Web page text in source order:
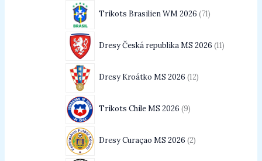
Trikots Brasilien WM 2026 71
Dresy Česká republika MS 2026 11
Dresy Kroátko MS 2026 12
Trikots Chile MS 2026 9
Dresy Curaçao MS 2026 2